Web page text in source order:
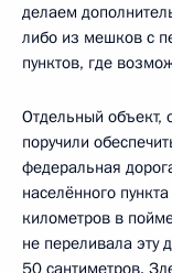
делаем
либо из мешков с
пунктов, где
Отдельный
поручили
федеральная
населённого
километров в
не переливала эту
50 сантиметров.